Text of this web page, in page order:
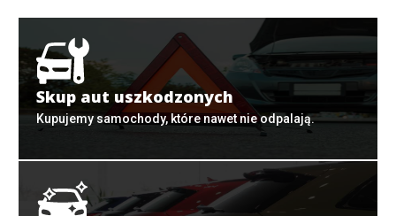
Skup aut uszkodzonych
Kupujemy samochody, które nawet nie odpalają.